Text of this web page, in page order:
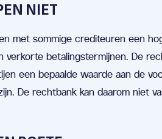
NIET
met sommige crediteuren een
verkorte betalingstermijnen. De
een bepaalde waarde aan de
De rechtbank kan daarom niet